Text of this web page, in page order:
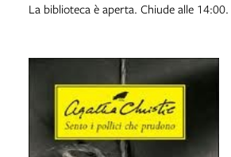
La biblioteca è aperta. Chiude alle 14:00.